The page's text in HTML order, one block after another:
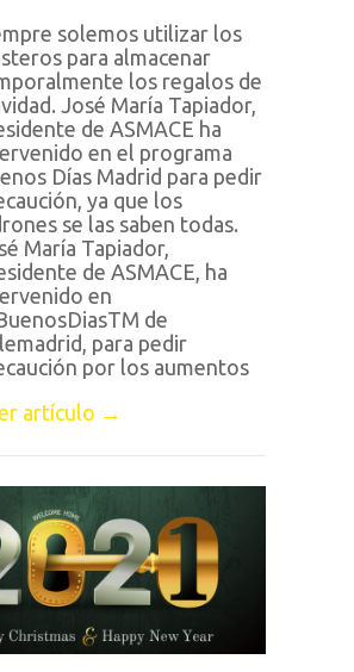
solemos utilizar los
para almacenar
los regalos de
José María Tapiador,
de ASMACE ha
en el programa
Días Madrid para pedir
ya que los
se las saben todas.
María Tapiador,
de ASMACE, ha
en
de
para pedir
por los aumentos
artículo →